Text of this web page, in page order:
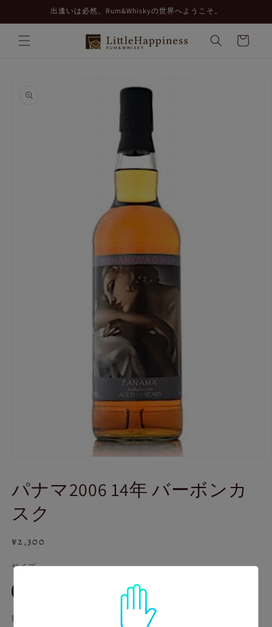
進む
出逢いは必然。Rum&Whiskyの世界へようこそ。
カ
ー
キップ
ダ
ル
で
メ
ィ
(1)
開
く
パナマ2006 14年 バーボンカ
スク
通
価
格
¥2,300
サイズ
数量